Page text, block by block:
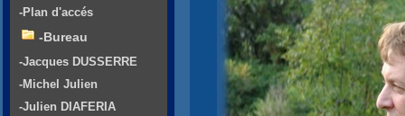
-Plan d'accés
-Bureau
-Jacques DUSSERRE
-Michel Julien
-Julien DIAFERIA